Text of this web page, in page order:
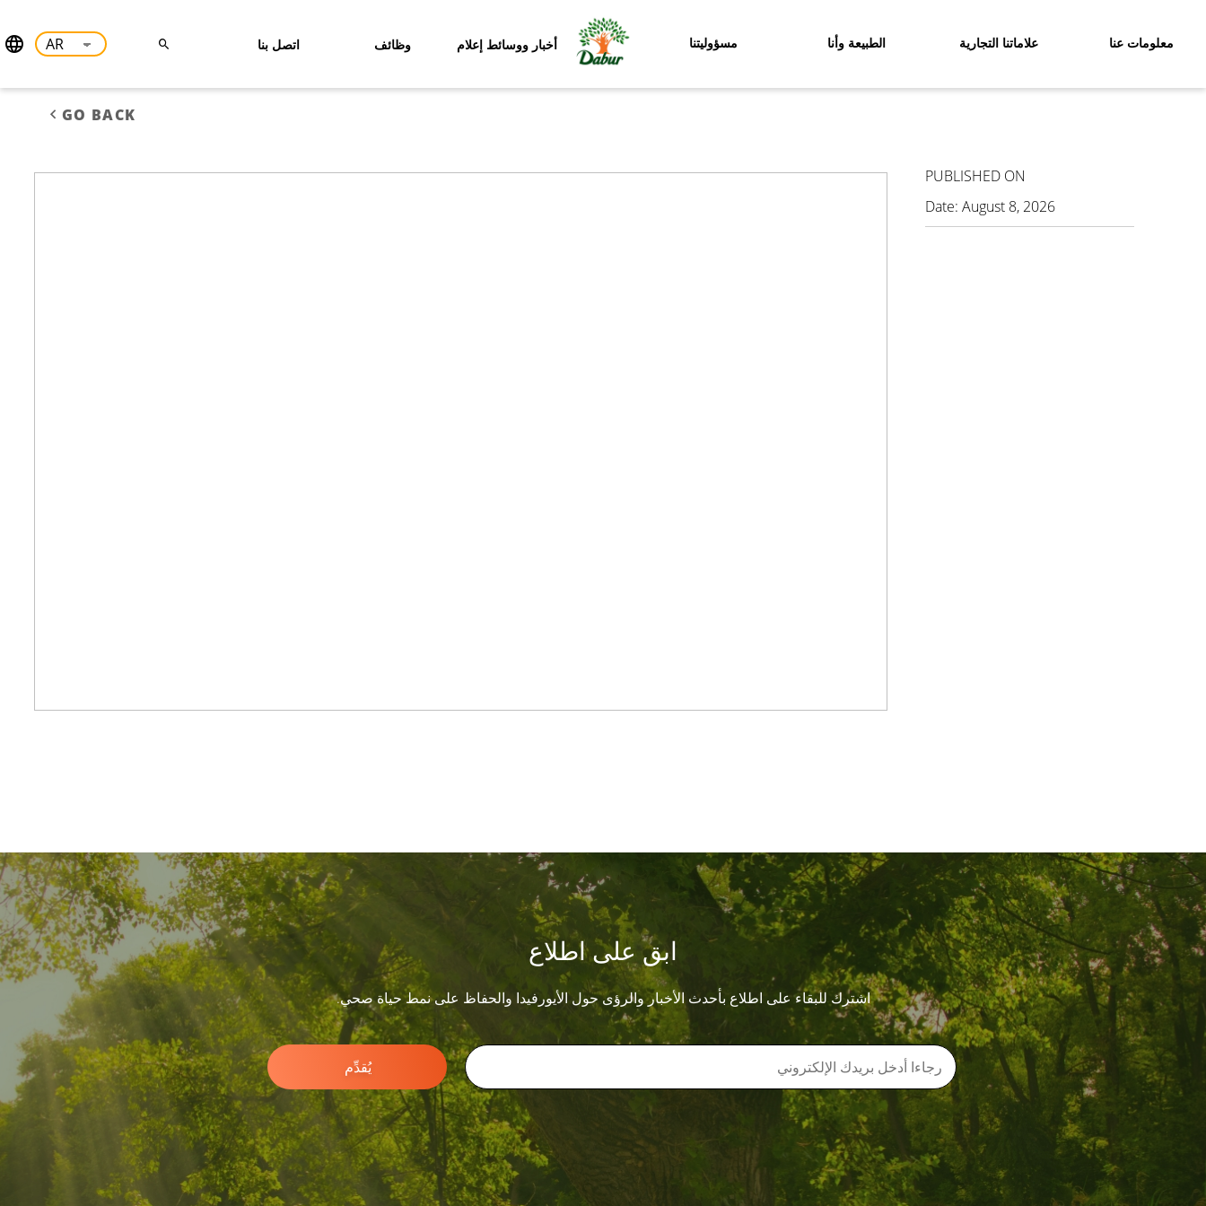
معلومات عنا علاماتنا التجارية الطبيعة وأنا مسؤوليتنا أخبار ووسائط إعلام وظائف اتصل بنا
GO BACK
PUBLISHED ON
Date:August 8, 2026
ابق على اطلاع
اشترك للبقاء على اطلاع بأحدث الأخبار والرؤى حول الأيورفيدا والحفاظ على نمط حياة صحي.
يُقدِّم